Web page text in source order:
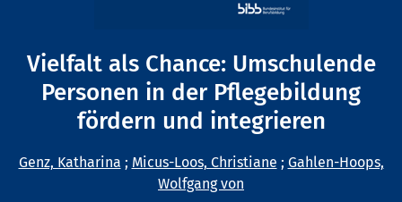
Vielfalt als Chance: Umschulende
Personen in der Pflegebildung
fördern und integrieren
Genz, Katharina ; Micus-Loos, Christiane ; Gahlen-Hoops,
Wolfgang von